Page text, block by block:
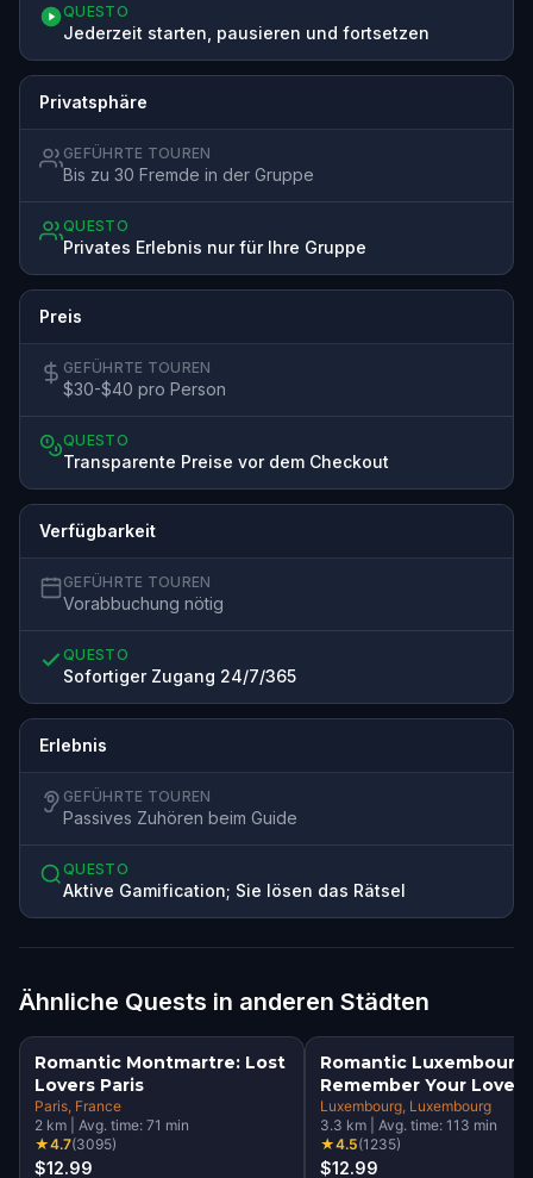
QUESTO
Jederzeit starten, pausieren und fortsetzen
Privatsphäre
GEFÜHRTE TOUREN
Bis zu 30 Fremde in der Gruppe
QUESTO
Privates Erlebnis nur für Ihre Gruppe
Preis
GEFÜHRTE TOUREN
$30-$40 pro Person
QUESTO
Transparente Preise vor dem Checkout
Verfügbarkeit
GEFÜHRTE TOUREN
Vorabbuchung nötig
QUESTO
Sofortiger Zugang 24/7/365
Erlebnis
GEFÜHRTE TOUREN
Passives Zuhören beim Guide
QUESTO
Aktive Gamification; Sie lösen das Rätsel
Ähnliche Quests in anderen Städten
Romantic Montmartre: Lost
Lovers Paris
Paris , France
2 km Avg. time: 71 min
★4.7(3095)
$12.99
Romantic Luxembourg:
Remember Your Love
Luxembourg , Luxembourg
3.3 km Avg. time: 113 min
★4.5(1235)
$12.99